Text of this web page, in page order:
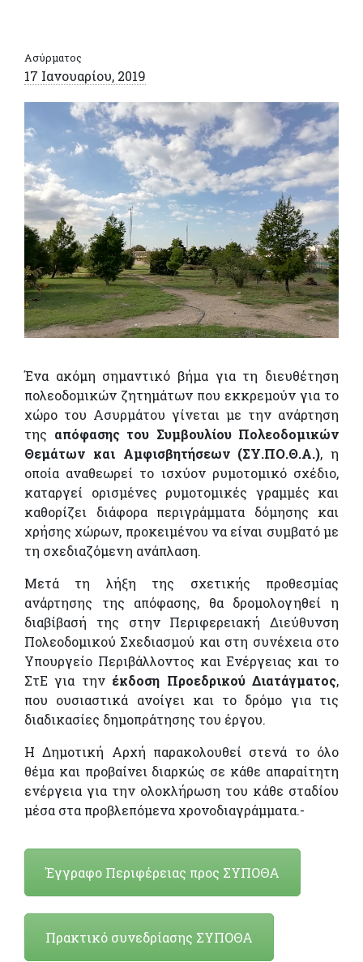
Ασύρματος
17 Ιανουαρίου, 2019
Ένα ακόμη σημαντικό βήμα για τη διευθέτηση
πολεοδομικών ζητημάτων που εκκρεμούν για το
χώρο του Ασυρμάτου γίνεται με την ανάρτηση
της απόφασης του Συμβουλίου Πολεοδομικών
Θεμάτων και Αμφισβητήσεων (ΣΥ.ΠΟ.Θ.Α.), η
οποία αναθεωρεί το ισχύον ρυμοτομικό σχέδιο,
καταργεί ορισμένες ρυμοτομικές γραμμές και
καθορίζει διάφορα περιγράμματα δόμησης και
χρήσης χώρων, προκειμένου να είναι συμβατό με
τη σχεδιαζόμενη ανάπλαση.
Μετά τη λήξη της σχετικής προθεσμίας
ανάρτησης της απόφασης, θα δρομολογηθεί η
διαβίβασή της στην Περιφερειακή Διεύθυνση
Πολεοδομικού Σχεδιασμού και στη συνέχεια στο
Υπουργείο Περιβάλλοντος και Ενέργειας και το
ΣτΕ για την έκδοση Προεδρικού Διατάγματος,
που ουσιαστικά ανοίγει και το δρόμο για τις
διαδικασίες δημοπράτησης του έργου.
Η Δημοτική Αρχή παρακολουθεί στενά το όλο
θέμα και προβαίνει διαρκώς σε κάθε απαραίτητη
ενέργεια για την ολοκλήρωση του κάθε σταδίου
μέσα στα προβλεπόμενα χρονοδιαγράμματα.-
Έγγραφο Περιφέρειας προς ΣΥΠΟΘΑ
Πρακτικό συνεδρίασης ΣΥΠΟΘΑ